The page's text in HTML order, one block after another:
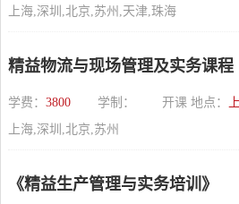
上海,深圳,北京,苏州,天津,珠海
精益物流与现场管理及实务课程
学费： 3800 学制： 开课 地点：
上海,深圳,北京,苏州
《精益生产管理与实务培训》